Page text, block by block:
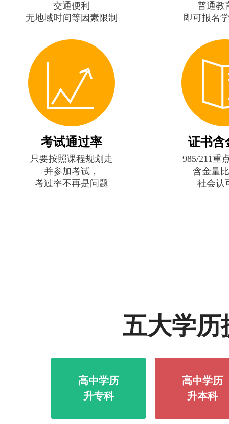
交通便利
无地域时间等因素限制
普通教
即可报名
考试通过率
只要按照课程规划走
并参加考试，
考过率不再是问题
证书含
985/211重
含金量
社会认
五大学历
高中学历
升专科
高中学历
升本科